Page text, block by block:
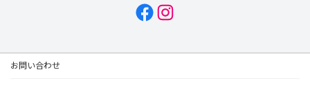
Facebook
Instagram
お問い合わせ